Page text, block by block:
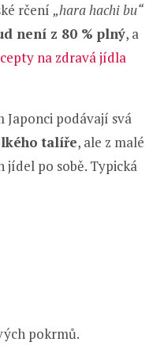
rčení „hara hachi bu“
není z 80 % plný, a
na zdravá jídla
Japonci podávají svá
talíře, ale z malé
jídel po sobě. Typická
pokrmů.